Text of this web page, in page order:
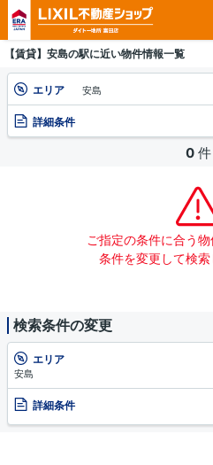
【賃貸】安島の駅に近い物件情報一覧
エリア 安島
詳細条件
0 件
ご指定の条件に合う物
条件を変更して検索
検索条件の変更
エリア
安島
詳細条件